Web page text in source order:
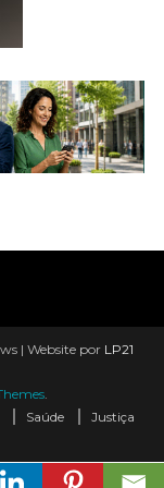
| Website por LP21
.
Saúde
Justiça